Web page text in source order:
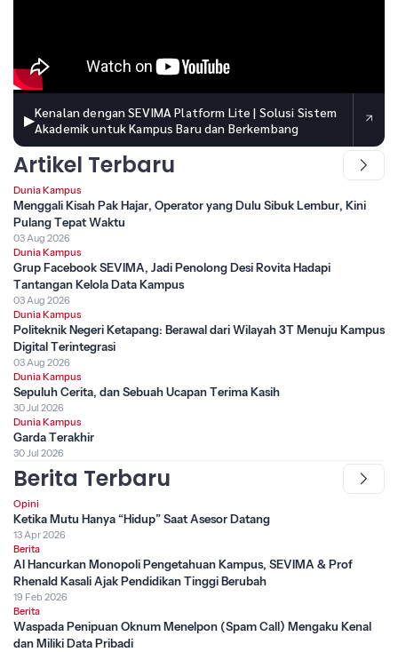
▶Kenalan dengan SEVIMA Platform Lite | Solusi Sistem
Akademik untuk Kampus Baru dan Berkembang
Artikel Terbaru
Dunia Kampus
Menggali Kisah Pak Hajar, Operator yang Dulu Sibuk Lembur, Kini
Pulang Tepat Waktu
03 Aug 2026
Dunia Kampus
Grup Facebook SEVIMA, Jadi Penolong Desi Rovita Hadapi
Tantangan Kelola Data Kampus
03 Aug 2026
Dunia Kampus
Politeknik Negeri Ketapang: Berawal dari Wilayah 3T Menuju Kampus
Digital Terintegrasi
03 Aug 2026
Dunia Kampus
Sepuluh Cerita, dan Sebuah Ucapan Terima Kasih
30 Jul 2026
Dunia Kampus
Garda Terakhir
30 Jul 2026
Berita Terbaru
Opini
Ketika Mutu Hanya “Hidup” Saat Asesor Datang
13 Apr 2026
Berita
AI Hancurkan Monopoli Pengetahuan Kampus, SEVIMA & Prof
Rhenald Kasali Ajak Pendidikan Tinggi Berubah
19 Feb 2026
Berita
Waspada Penipuan Oknum Menelpon (Spam Call) Mengaku Kenal
dan Miliki Data Pribadi